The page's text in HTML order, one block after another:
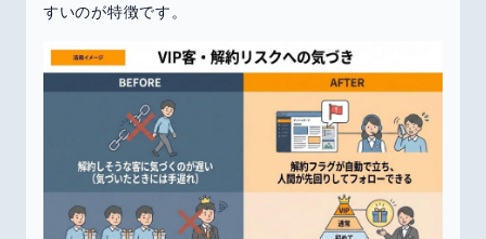
すいのが特徴です。